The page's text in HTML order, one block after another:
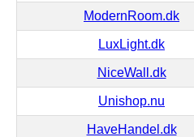
ModernRoom.dk
LuxLight.dk
NiceWall.dk
Unishop.nu
HaveHandel.dk